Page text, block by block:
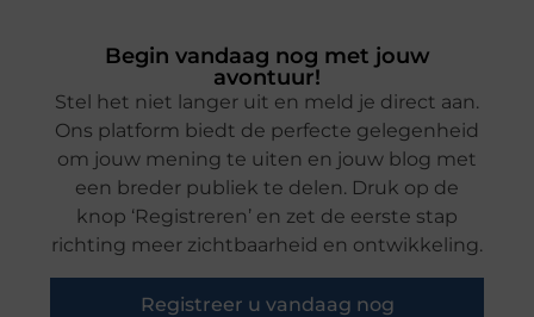
Begin vandaag nog met jouw
avontuur!
Stel het niet langer uit en meld je direct aan.
Ons platform biedt de perfecte gelegenheid
om jouw mening te uiten en jouw blog met
een breder publiek te delen. Druk op de
knop ‘Registreren’ en zet de eerste stap
richting meer zichtbaarheid en ontwikkeling.
Registreer u vandaag nog